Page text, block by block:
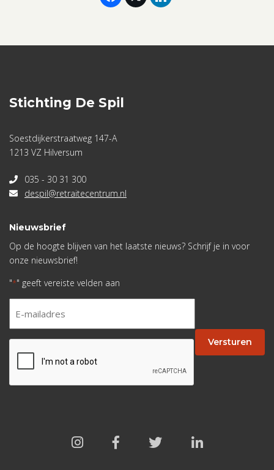
Stichting De Spil
Soestdijkerstraatweg 147-A
1213 VZ Hilversum
035 - 30 31 300
despil@retraitecentrum.nl
Nieuwsbrief
Op de hoogte blijven van het laatste nieuws? Schrijf je in voor
onze nieuwsbrief!
"*" geeft vereiste velden aan
* Versturen